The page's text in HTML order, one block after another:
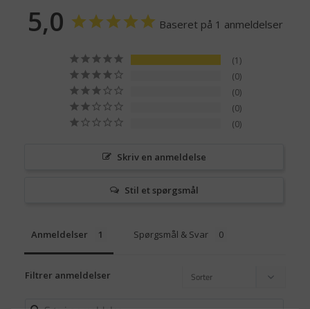
5,0 Baseret på 1 anmeldelser
1
0
0
0
0
Skriv en anmeldelse
Stil et spørgsmål
Anmeldelser Spørgsmål & Svar
Filtrer anmeldelser